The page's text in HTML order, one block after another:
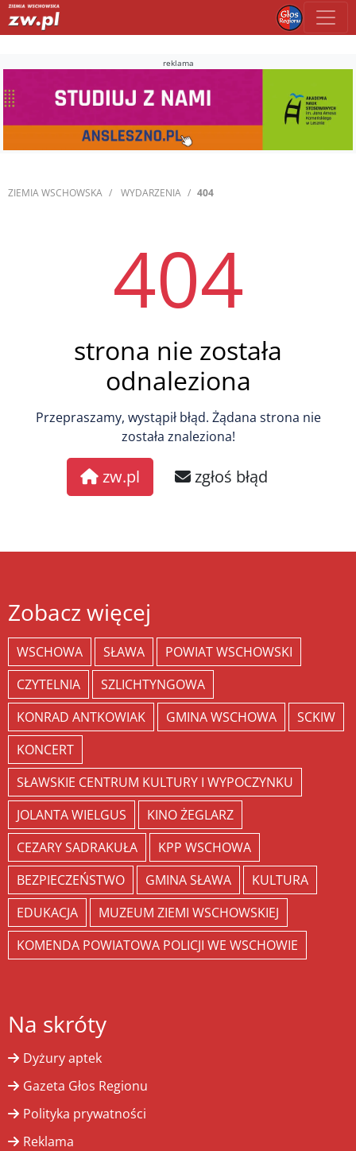
reklama
ZIEMIA WSCHOWSKA WYDARZENIA 404
404
strona nie została
odnaleziona
Przepraszamy, wystąpił błąd. Żądana strona nie
została znaleziona!
zw.pl zgłoś błąd
Zobacz więcej
WSCHOWA SŁAWA
POWIAT WSCHOWSKI
CZYTELNIA
SZLICHTYNGOWA
KONRAD ANTKOWIAK
GMINA WSCHOWA
SCKIW
KONCERT
SŁAWSKIE CENTRUM KULTURY I WYPOCZYNKU
JOLANTA WIELGUS
KINO ŻEGLARZ
CEZARY SADRAKUŁA
KPP WSCHOWA
BEZPIECZEŃSTWO
GMINA SŁAWA
KULTURA
EDUKACJA
MUZEUM ZIEMI WSCHOWSKIEJ
KOMENDA POWIATOWA POLICJI WE WSCHOWIE
Na skróty
Dyżury aptek
Gazeta Głos Regionu
Polityka prywatności
Reklama